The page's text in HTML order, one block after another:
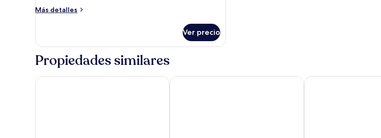
Más detalles
Más
Deluxe
Ver precio
Propiedades similares
Transamerica Fit Vitória Praia de CamburiSlaviero Vitória Hotel Sol da Praia